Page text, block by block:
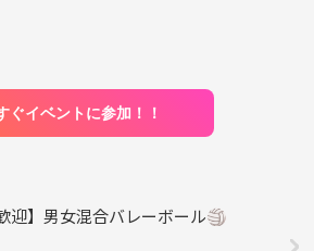
ぐイベントに参加！！
迎】男女混合バレーボール🏐